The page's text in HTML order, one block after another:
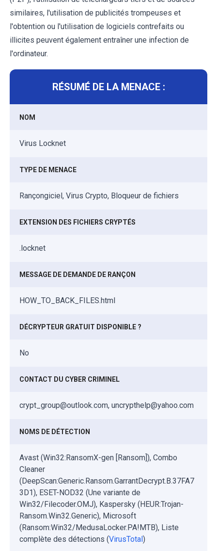
similaires, l'utilisation de publicités trompeuses et
l'obtention ou l'utilisation de logiciels contrefaits ou
illicites peuvent également entraîner une infection de
l'ordinateur.
RÉSUMÉ DE LA MENACE :
NOM
Virus Locknet
TYPE DE MENACE
Rançongiciel, Virus Crypto, Bloqueur de fichiers
EXTENSION DES FICHIERS CRYPTÉS
.locknet
MESSAGE DE DEMANDE DE RANÇON
HOW_TO_BACK_FILES.html
DÉCRYPTEUR GRATUIT DISPONIBLE ?
No
CONTACT DU CYBER CRIMINEL
crypt_group@outlook.com, uncrypthelp@yahoo.com
NOMS DE DÉTECTION
Avast (Win32:RansomX-gen [Ransom]), Combo
Cleaner
(DeepScan:Generic.Ransom.GarrantDecrypt.B.37FA7
3D1), ESET-NOD32 (Une variante de
Win32/Filecoder.OMJ), Kaspersky (HEUR:Trojan-
Ransom.Win32.Generic), Microsoft
(Ransom:Win32/MedusaLocker.PA!MTB), Liste
complète des détections (VirusTotal )